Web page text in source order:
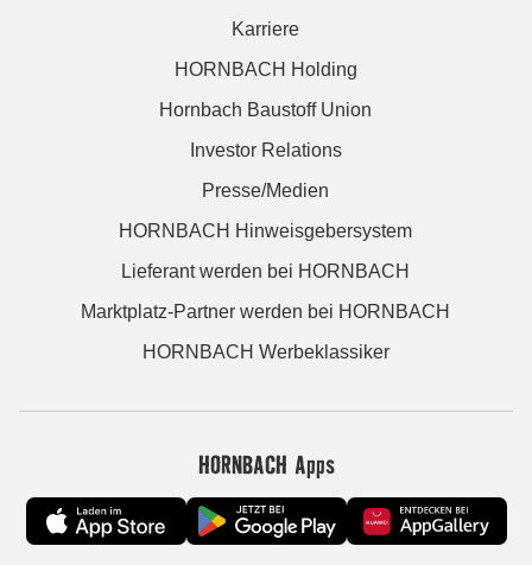
Karriere
HORNBACH Holding
Hornbach Baustoff Union
Investor Relations
Presse/Medien
HORNBACH Hinweisgebersystem
Lieferant werden bei HORNBACH
Marktplatz-Partner werden bei HORNBACH
HORNBACH Werbeklassiker
HORNBACH Apps